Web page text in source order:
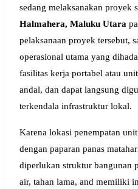
sedang melaksanakan proyek
Halmahera, Maluku Utara
pelaksanaan proyek tersebut,
operasional utama yang
fasilitas kerja portabel atau
andal, dan dapat langsung
terkendala infrastruktur lokal.
Karena lokasi penempatan
dengan paparan panas
diperlukan struktur bangunan
air, tahan lama, and memiliki